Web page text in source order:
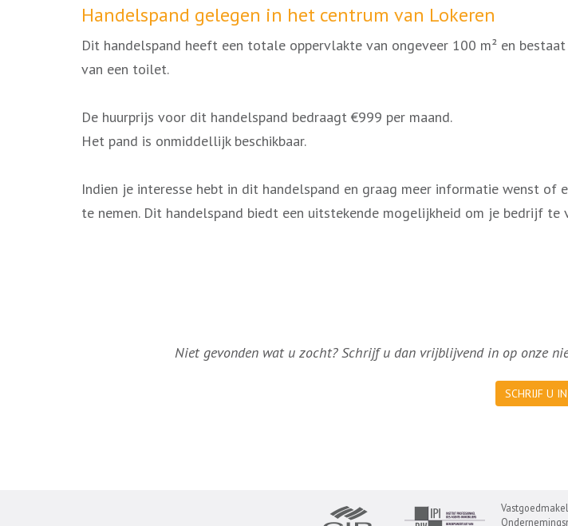
Omschrijving
Handelspand gelegen in het centrum van Lokeren
Dit handelspand heeft een totale oppervlakte van ongeveer 100 m² en
van een toilet.
De huurprijs voor dit handelspand bedraagt €999 per maand.
Het pand is onmiddellijk beschikbaar.
Indien je interesse hebt in dit handelspand en graag meer informatie wenst
te nemen. Dit handelspand biedt een uitstekende mogelijkheid om je bedrijf te
Niet gevonden wat u zocht? Schrijf u dan vrijblijvend in op onze
SCHRIJF U IN